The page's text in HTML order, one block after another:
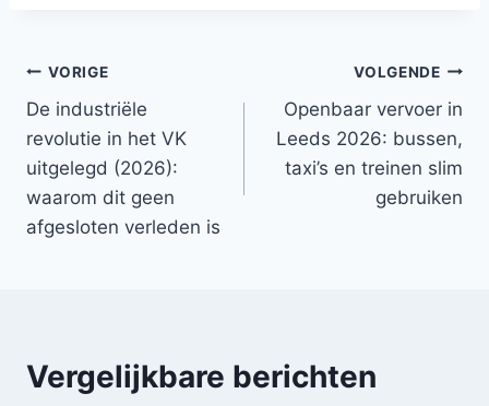
Bericht
navigatie
VORIGE
De industriële
revolutie in het VK
uitgelegd (2026):
waarom dit geen
afgesloten verleden is
VOLGENDE
Openbaar vervoer in
Leeds 2026: bussen,
taxi’s en treinen slim
gebruiken
Vergelijkbare berichten